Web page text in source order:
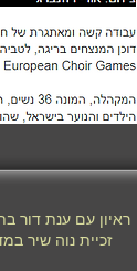
ראיון עם ענת דור
זכיית נוה שיר